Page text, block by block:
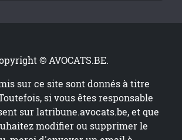
© AVOCATS.BE.
sur ce site sont donnés à titre
si vous êtes responsable
surlatribune.avocats.be, et que
modifier ou supprimer le